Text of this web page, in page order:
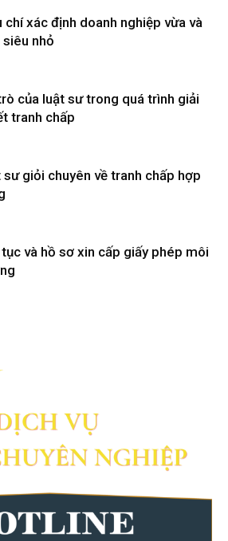
chí xác định doanh nghiệp vừa và
siêu nhỏ
của luật sư trong quá trình giải
tranh chấp
sư giỏi chuyên về tranh chấp hợp
và hồ sơ xin cấp giấy phép môi